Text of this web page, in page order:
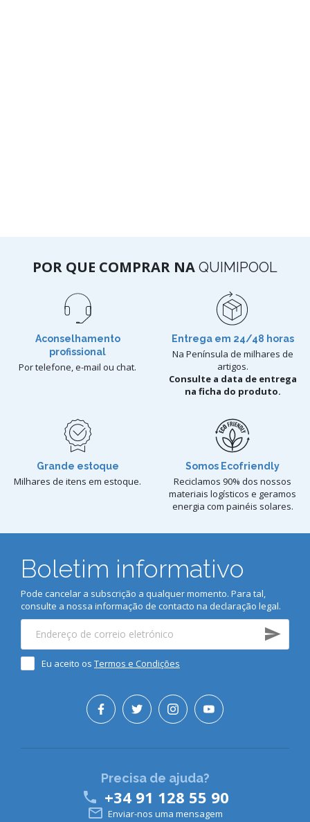
POR QUE COMPRAR NA QUIMIPOOL
Aconselhamento
profissional
Por telefone, e-mail ou chat.
Entrega em 24/48 horas
Na Península de milhares de
artigos.
Consulte a data de entrega
na ficha do produto.
Grande estoque
Milhares de itens em estoque.
Somos Ecofriendly
Reciclamos 90% dos nossos
materiais logísticos e geramos
energia com painéis solares.
Boletim informativo
Pode cancelar a subscrição a qualquer momento. Para tal,
consulte a nossa informação de contacto na declaração legal.
Eu aceito os Termos e Condições
Precisa de ajuda?
 +34 91 128 55 90
 Enviar-nos uma mensagem